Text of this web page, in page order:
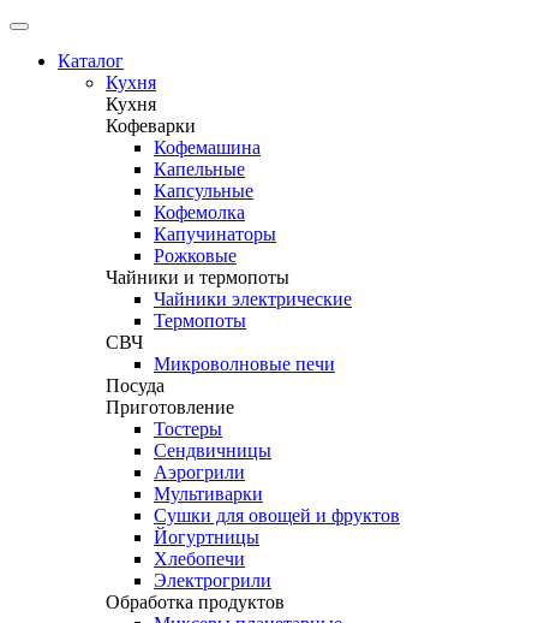
Каталог
Кухня
Кухня
Кофеварки
Кофемашина
Капельные
Капсульные
Кофемолка
Капучинаторы
Рожковые
Чайники и термопоты
Чайники электрические
Термопоты
СВЧ
Микроволновые печи
Посуда
Приготовление
Тостеры
Сендвичницы
Аэрогрили
Мультиварки
Сушки для овощей и фруктов
Йогуртницы
Хлебопечи
Электрогрили
Обработка продуктов